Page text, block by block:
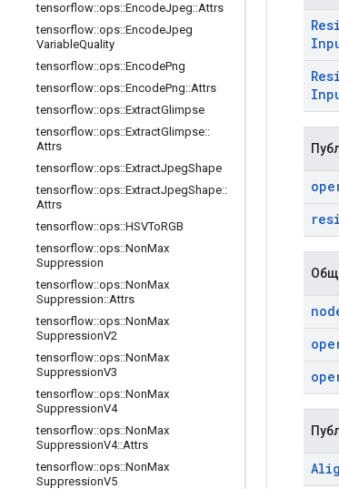
tensorflow::ops::EncodeJpeg::Attrs
tensorflow::ops::EncodeJpeg
VariableQuality
tensorflow::ops::EncodePng
tensorflow::ops::EncodePng::Attrs
tensorflow::ops::ExtractGlimpse
tensorflow::ops::ExtractGlimpse::
Attrs
tensorflow::ops::ExtractJpegShape
tensorflow::ops::ExtractJpegShape::
Attrs
tensorflow::ops::HSVToRGB
tensorflow::ops::NonMax
Suppression
tensorflow::ops::NonMax
Suppression::Attrs
tensorflow::ops::NonMax
SuppressionV2
tensorflow::ops::NonMax
SuppressionV3
tensorflow::ops::NonMax
SuppressionV4
tensorflow::ops::NonMax
SuppressionV4::Attrs
tensorflow::ops::NonMax
SuppressionV5